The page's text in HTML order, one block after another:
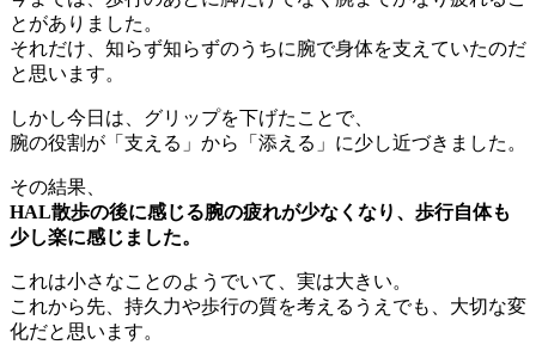
とがありました。
それだけ、知らず知らずのうちに腕で身体を支えていたのだ
と思います。
しかし今日は、グリップを下げたことで、
腕の役割が「支える」から「添える」に少し近づきました。
その結果、
HAL散歩の後に感じる腕の疲れが少なくなり、歩行自体も
少し楽に感じました。
これは小さなことのようでいて、実は大きい。
これから先、持久力や歩行の質を考えるうえでも、大切な変
化だと思います。